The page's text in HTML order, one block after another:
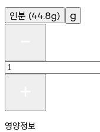
인분 (44.8g) g
영양정보